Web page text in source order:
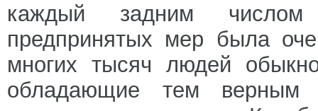
каждый задним числом
предпринятых мер была
многих тысяч людей
обладающие тем верным